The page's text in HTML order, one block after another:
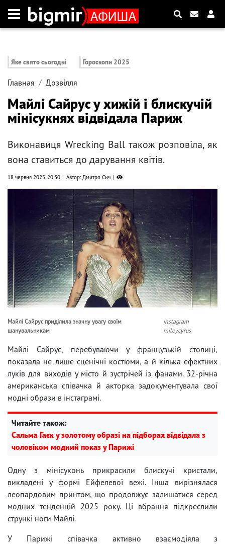
Яке свято сьогодні Гороскопи 2025
Главная Дозвілля
Майлі Сайрус у хижій і блискучій
мінісукнях відвідала Париж
Виконавиця Wrecking Ball також розповіла, як
вона ставиться до дарування квітів.
18 червня 2025, 20:30 Автор: Дмитро Сич
Майлі Сайрус приділила значну увагу своїм
шанувальникам
instagram
mileycyrus
Майлі Сайрус, перебуваючи у французькій столиці,
показала не лише сценічні костюми, а й кілька ефектних
луків для виходів у місто й зустрічей із фанами. 32-річна
американська співачка й акторка задокументувала свої
модні образи в інстаграмі.
Читайте також:
Сальма Гаєк у золотому образі на підборах відвідала з
чоловіком модний показ у Парижі
Одну з мінісуконь прикрасили блискучі кристали,
викладені у формі Ейфелевої вежі. Інша вирізнялася
леопардовим принтом, що продовжує залишатися серед
модних тенденцій 2025 року. Ці вбрання підкреслили
стрункі ноги Майлі.
У Парижі співачка активно взаємодіяла з